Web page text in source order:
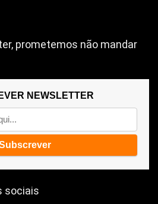
prometemos não mandar
NEWSLETTER
sociais